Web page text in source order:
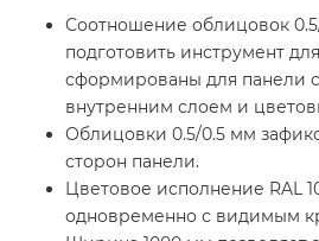
Соотношение облицовок
подготовить инструмент
сформированы для панели
внутренним слоем и
Облицовки 0.5/0.5 мм
сторон панели.
Цветовое исполнение RAL
одновременно с видимым